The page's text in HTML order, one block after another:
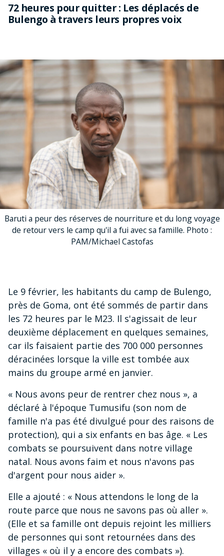
72 heures pour quitter : Les déplacés de
Bulengo à travers leurs propres voix
Baruti a peur des réserves de nourriture et du long voyage
de retour vers le camp qu'il a fui avec sa famille. Photo :
PAM/Michael Castofas
Le 9 février, les habitants du camp de Bulengo,
près de Goma, ont été sommés de partir dans
les 72 heures par le M23. Il s'agissait de leur
deuxième déplacement en quelques semaines,
car ils faisaient partie des 700 000 personnes
déracinées lorsque la ville est tombée aux
mains du groupe armé en janvier.
« Nous avons peur de rentrer chez nous », a
déclaré à l'époque Tumusifu (son nom de
famille n'a pas été divulgué pour des raisons de
protection), qui a six enfants en bas âge. « Les
combats se poursuivent dans notre village
natal. Nous avons faim et nous n'avons pas
d'argent pour nous aider ».
Elle a ajouté : « Nous attendons le long de la
route parce que nous ne savons pas où aller ».
(Elle et sa famille ont depuis rejoint les milliers
de personnes qui sont retournées dans des
villages « où il y a encore des combats »).